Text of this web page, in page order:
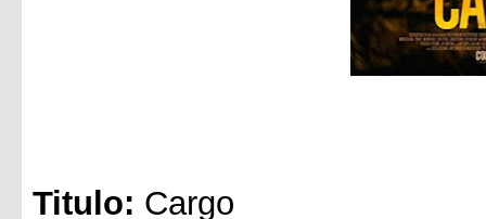
Titulo: Cargo